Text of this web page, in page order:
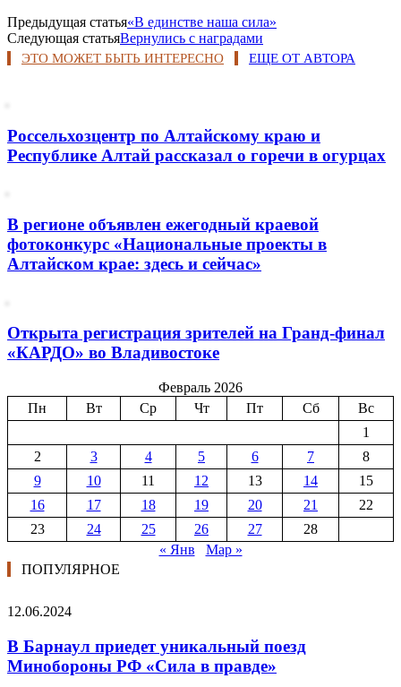
Предыдущая статья«В единстве наша сила»
Следующая статьяВернулись с наградами
ЭТО МОЖЕТ БЫТЬ ИНТЕРЕСНО ЕЩЕ ОТ АВТОРА
Россельхозцентр по Алтайскому краю и
Республике Алтай рассказал о горечи в огурцах
В регионе объявлен ежегодный краевой
фотоконкурс «Национальные проекты в
Алтайском крае: здесь и сейчас»
Открыта регистрация зрителей на Гранд-финал
«КАРДО» во Владивостоке
Февраль 2026
Пн
Вт Ср Чт Пт Сб
Вс
1
2
3 4 5 6 7
8
9
10 11 12 13 14
15
16
17 18 19 20 21
22
23
24 25 26 27
28
« Янв
Мар »
ПОПУЛЯРНОЕ
12.06.2024
В Барнаул приедет уникальный поезд
Минобороны РФ «Сила в правде»